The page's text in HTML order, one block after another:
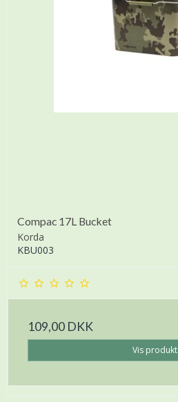
Compac 17L Bucket
Korda
KBU003
109,00 DKK
Vis produkt